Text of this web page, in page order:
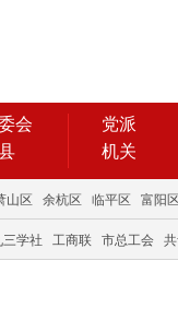
会
党派
机关
山区 余杭区 临平区 富阳
三学社 工商联 市总工会